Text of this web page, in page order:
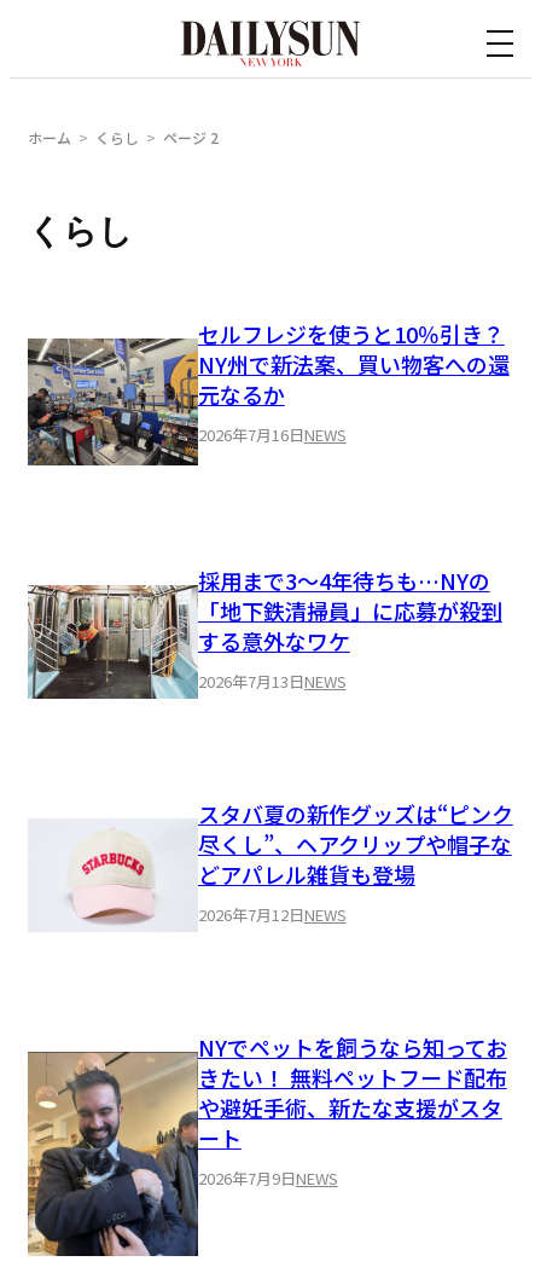
ホーム くらし ページ 2
くらし
セルフレジを使うと10％引き？
NY州で新法案、買い物客への還
元なるか
2026年7月16日NEWS
採用まで3〜4年待ちも…NYの
「地下鉄清掃員」に応募が殺到
する意外なワケ
2026年7月13日NEWS
スタバ夏の新作グッズは“ピンク
尽くし”、ヘアクリップや帽子な
どアパレル雑貨も登場
2026年7月12日NEWS
NYでペットを飼うなら知ってお
きたい！ 無料ペットフード配布
や避妊手術、新たな支援がスタ
ート
2026年7月9日NEWS